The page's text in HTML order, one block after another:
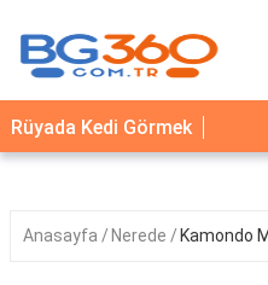
YEMEK
TARİFLERİ
Rüyada Kedi Görmek
Anasayfa Nerede Kamondo